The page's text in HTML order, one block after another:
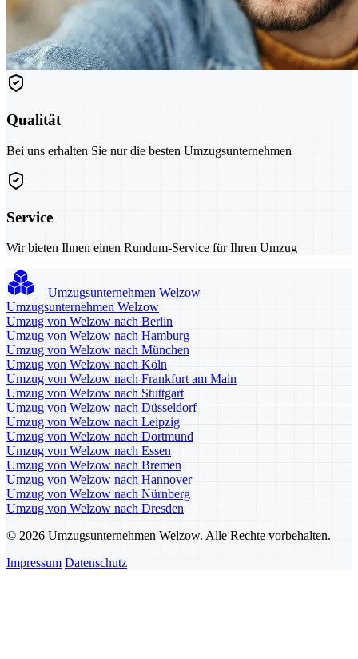
Qualität
Bei uns erhalten Sie nur die besten Umzugsunternehmen
Service
Wir bieten Ihnen einen Rundum-Service für Ihren Umzug
Umzugsunternehmen Welzow
Umzugsunternehmen Welzow
Umzug von Welzow nach Berlin
Umzug von Welzow nach Hamburg
Umzug von Welzow nach München
Umzug von Welzow nach Köln
Umzug von Welzow nach Frankfurt am Main
Umzug von Welzow nach Stuttgart
Umzug von Welzow nach Düsseldorf
Umzug von Welzow nach Leipzig
Umzug von Welzow nach Dortmund
Umzug von Welzow nach Essen
Umzug von Welzow nach Bremen
Umzug von Welzow nach Hannover
Umzug von Welzow nach Nürnberg
Umzug von Welzow nach Dresden
© 2026 Umzugsunternehmen Welzow. Alle Rechte vorbehalten.
Impressum Datenschutz